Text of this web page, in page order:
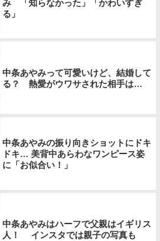
み 「知らなかった」「かわいすぎ
る」
中条あやみって可愛いけど、結婚して
る？ 熱愛がウワサされた相手は…
中条あやみの振り向きショットにドキ
ドキ… 美背中あらわなワンピース姿
に「お似合い！」
中条あやみはハーフで父親はイギリス
人！ インスタでは親子の写真も